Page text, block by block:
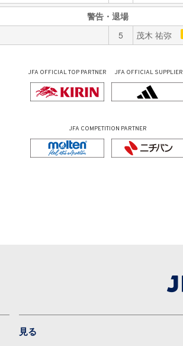
警告・退場
5 茂木 祐弥
JFA OFFICIALTOP PARTNER JFA OFFICIAL SUPPLIER
JFA COMPETITION PARTNER
見る